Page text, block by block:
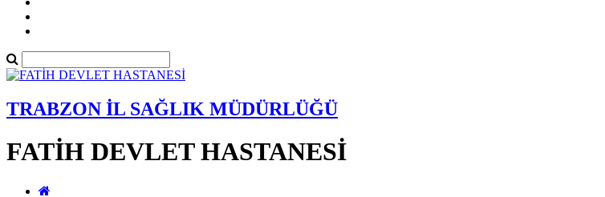
TRABZON İL SAĞLIK MÜDÜRLÜĞÜ
FATİH DEVLET HASTANESİ